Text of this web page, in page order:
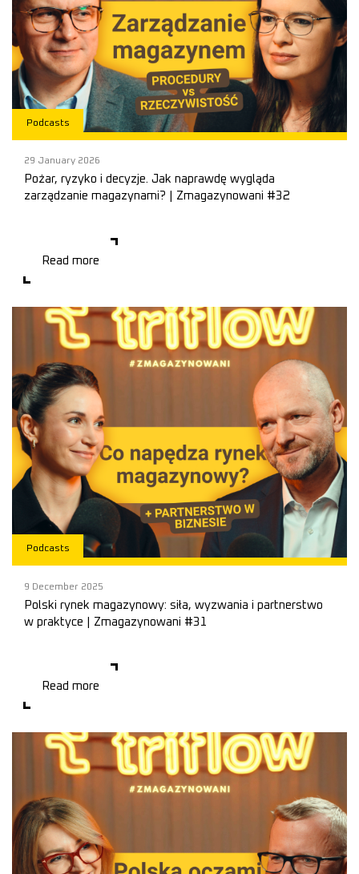
Podcasts
29 January 2026
Pożar, ryzyko i decyzje. Jak naprawdę wygląda
zarządzanie magazynami? | Zmagazynowani #32
Pożar, awaria czy nieprzewidziane zdarzeni
Read more
Podcasts
9 December 2025
Polski rynek magazynowy: siła, wyzwania i partnerstwo
w praktyce | Zmagazynowani #31
podoba”? I czy polski rynek mógłb
Read more